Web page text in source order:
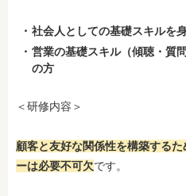
社会人としての基礎スキルを
営業の基礎スキル（傾聴・質
の方
＜研修内容＞
顧客と友好な関係性を構築する
ーは必要不可欠です。